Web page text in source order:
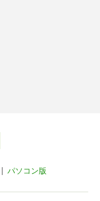
パソコン版